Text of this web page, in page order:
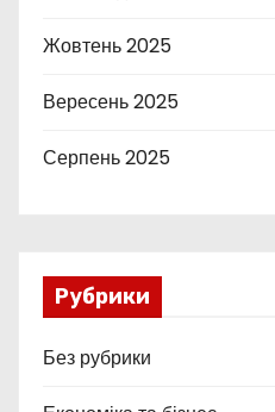
Жовтень 2025
Вересень 2025
Серпень 2025
Рубрики
Без рубрики